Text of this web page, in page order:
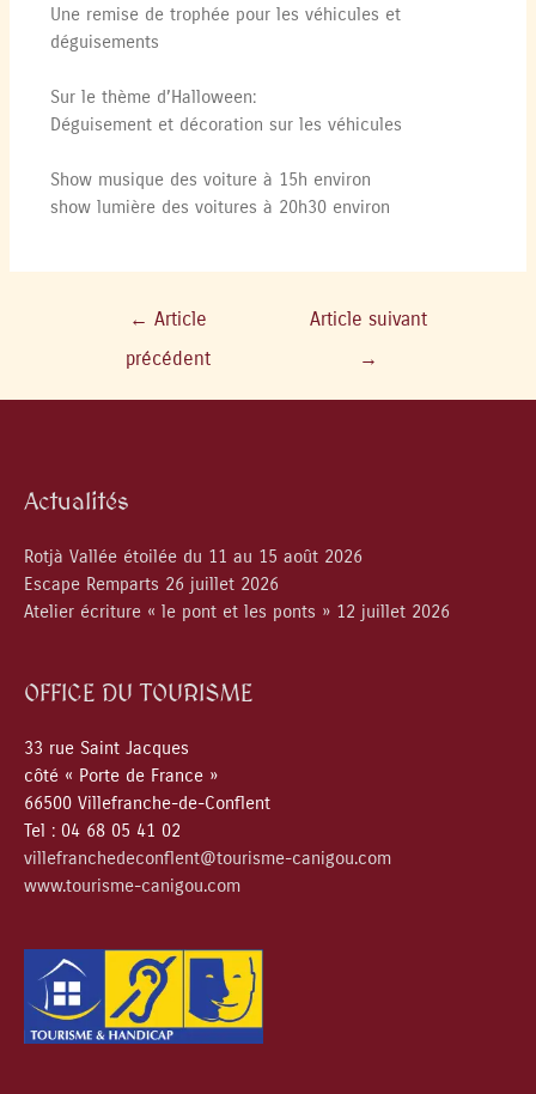
Une remise de trophée pour les véhicules et
déguisements
Sur le thème d’Halloween:
Déguisement et décoration sur les véhicules
Show musique des voiture à 15h environ
show lumière des voitures à 20h30 environ
← Article
précédent
Article suivant
→
Actualités
Rotjà Vallée étoilée du 11 au 15 août 2026
Escape Remparts 26 juillet 2026
Atelier écriture « le pont et les ponts » 12 juillet 2026
OFFICE DU TOURISME
33 rue Saint Jacques
côté « Porte de France »
66500 Villefranche-de-Conflent
Tel : 04 68 05 41 02
villefranchedeconflent@tourisme-canigou.com
www.tourisme-canigou.com